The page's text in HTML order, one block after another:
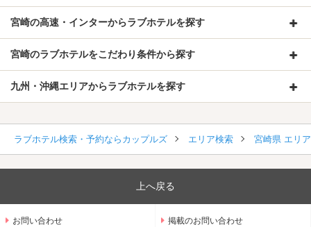
宮崎の高速・インターからラブホテルを探す
宮崎のラブホテルをこだわり条件から探す
九州・沖縄エリアからラブホテルを探す
ラブホテル検索・予約ならカップルズ エリア検索 宮崎県 エリ
上へ戻る
お問い合わせ 掲載のお問い合わせ